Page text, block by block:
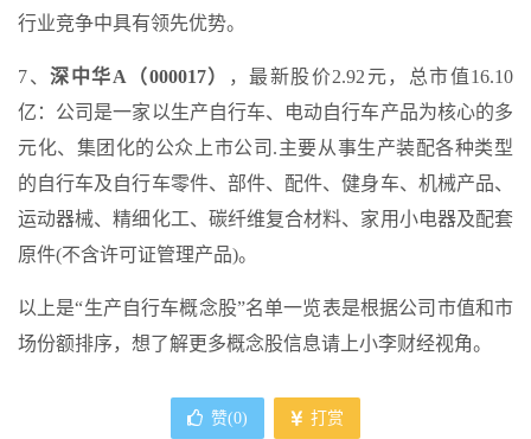
行业竞争中具有领先优势。
7、 深中华A（000017）
，最新股价2.92元，总市值16.10
亿：公司是一家以生产自行车、电动自行车产品为核心的多
元化、集团化的公众上市公司.主要从事生产装配各种类型
的自行车及自行车零件、部件、配件、健身车、机械产品、
运动器械、精细化工、碳纤维复合材料、家用小电器及配套
原件(不含许可证管理产品)。
以上是“生产自行车概念股”名单一览表是根据公司市值和市
场份额排序，想了解更多概念股信息请上小李财经视角。
赞(0) 打赏